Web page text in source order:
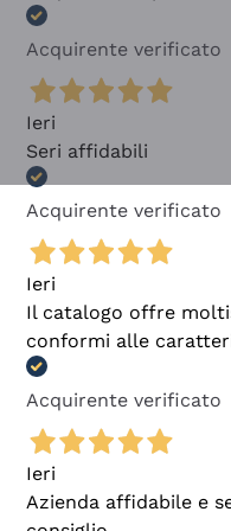
Acquirente verificato
Ieri
Seri affidabili
Acquirente verificato
Ieri
Il catalogo offre
conformi alle
Acquirente verificato
Ieri
Azienda affidabile e